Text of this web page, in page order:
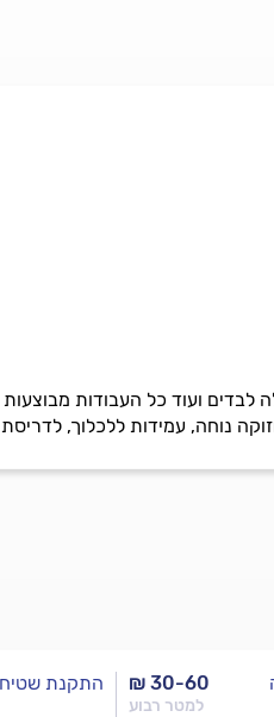
ועוד כל העבודות מבוצעות
נוחה, עמידות ללכלוך, לדריסת
₪ 30-60
למטר רבוע
התקנת שטיח